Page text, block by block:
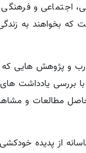
اجتماعی و
بخواهند به
از تجارب و پژوهش
بررسی یادداشت
مطالعات و
از پدیده